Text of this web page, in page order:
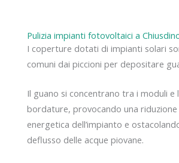
Pulizia impianti fotovoltaici a
I coperture dotati di impianti solari
comuni dai piccioni per depositare
Il guano si concentrano tra i moduli e
bordature, provocando una riduzione
energetica dell’impianto e
deflusso delle acque piovane.